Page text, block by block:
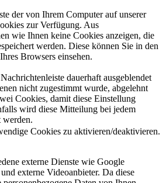
der von Ihrem Computer auf unserer
zur Verfügung. Aus
wie Ihnen keine Cookies anzeigen, die
werden. Diese können Sie in den
Browsers einsehen.
dauerhaft ausgeblendet
nicht zugestimmt wurde, abgelehnt
Cookies, damit diese Einstellung
wird diese Mitteilung bei jedem
werden.
Cookies zu aktivieren/deaktivieren.
externe Dienste wie Google
externe Videoanbieter. Da diese